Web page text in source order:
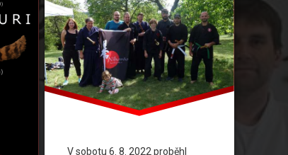
V sobotu 6. 8. 2022 proběhl